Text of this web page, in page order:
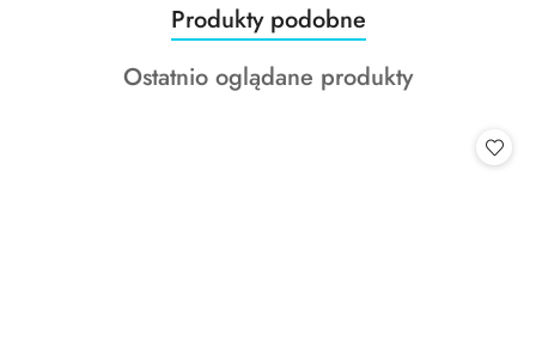
Pomiń karuzelę produktów
Produkty
o
statusie:
Produkty podobne
Produkty
Ostatnio oglądane produkty